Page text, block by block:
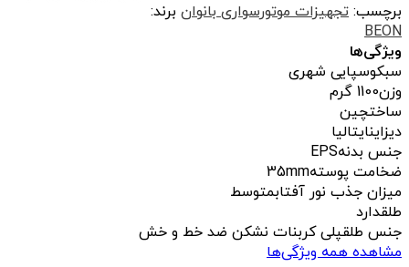
برچسب: تجهیزات موتورسواری بانوان برند:
BEON
ویژگی‌ها
سبکوسپایی شهری
وزن1100 گرم
ساختچین
دیزاینایتالیا
جنس بدنهEPS
ضخامت پوسته35mm
میزان جذب نور آفتابمتوسط
طلقدارد
جنس طلقپلی کربنات نشکن ضد خط و خش
مشاهده همه ویژگی‌ها